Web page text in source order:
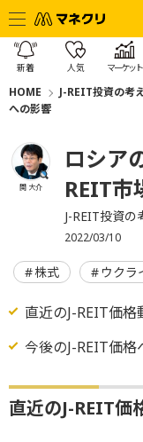
新着 人気 マーケット
HOME J-REIT投資の考
への影響
関 大介
ロシア
REIT市
J-REIT投資の
2022/03/10
株式 ウクラ
直近のJ-REIT価格
今後のJ-REIT価格
直近のJ-REIT価